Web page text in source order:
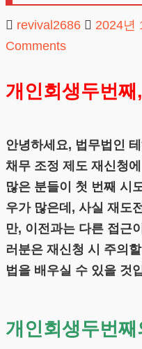
revival2686 2024년
Comments
개인회생두번
안녕하세요, 법무법인
채무 조정 제도 재신청
많은 분들이 첫 번째 시
우가 많은데, 사실 재도
만, 이전과는 다른 접근
러분은 재신청 시 주의
법을 배우실 수 있을 것
개인회생두번